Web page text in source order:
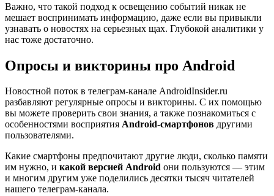
Важно, что такой подход к освещению событий никак не
мешает воспринимать информацию, даже если вы привыкли
узнавать о новостях на серьезных щах. Глубокой аналитики у
нас тоже достаточно.
Опросы и викторины про Android
Новостной поток в телеграм-канале AndroidInsider.ru
разбавляют регулярные опросы и викторины. С их помощью
вы можете проверить свои знания, а также познакомиться с
особенностями восприятия Android-смартфонов другими
пользователями.
Какие смартфоны предпочитают другие люди, сколько памяти
им нужно, и какой версией Android они пользуются — этим
и многим другим уже поделились десятки тысяч читателей
нашего телеграм-канала.